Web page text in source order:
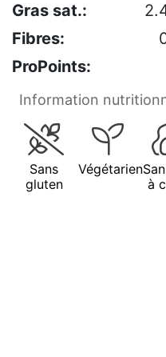
Gras sat.:
Fibres:
ProPoints:
Information
Sans
gluten
Végétarien
à